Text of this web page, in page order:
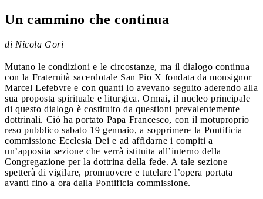
Un cammino che continua
di Nicola Gori
Mutano le condizioni e le circostanze, ma il dialogo continua
con la Fraternità sacerdotale San Pio X fondata da monsignor
Marcel Lefebvre e con quanti lo avevano seguito aderendo alla
sua proposta spirituale e liturgica. Ormai, il nucleo principale
di questo dialogo è costituito da questioni prevalentemente
dottrinali. Ciò ha portato Papa Francesco, con il motuproprio
reso pubblico sabato 19 gennaio, a sopprimere la Pontificia
commissione Ecclesia Dei e ad affidarne i compiti a
un’apposita sezione che verrà istituita all’interno della
Congregazione per la dottrina della fede. A tale sezione
spetterà di vigilare, promuovere e tutelare l’opera portata
avanti fino a ora dalla Pontificia commissione.